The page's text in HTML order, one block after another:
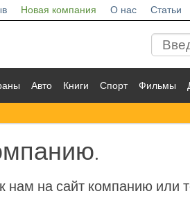
Новая компания О нас Статьи
Авто Книги Спорт Фильмы
нам на сайт компанию или